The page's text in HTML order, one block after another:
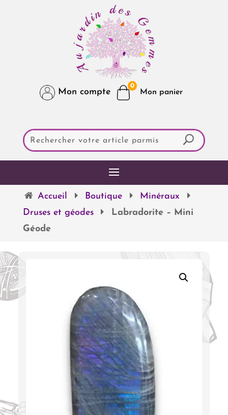
Mon compte
0
Accueil Boutique
Minéraux
Druses et géodes
Labradorite – Mini
Géode